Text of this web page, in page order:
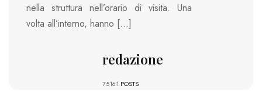
nella struttura nell’orario di visita. Una
volta all’interno, hanno […]
redazione
75161 POSTS